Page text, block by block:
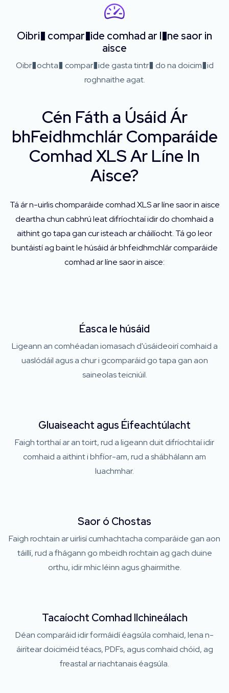
Oibri� compar�ide comhad ar l�ne saor in
aisce
Oibr�ochta� compar�ide gasta tintr� do na doicim�id
roghnaithe agat.
Cén Fáth a Úsáid Ár
bhFeidhmchlár Comparáide
Comhad XLS Ar Líne In
Aisce?
Tá ár n-uirlis chomparáide comhad XLS ar líne saor in aisce
deartha chun cabhrú leat difríochtaí idir do chomhaid a
aithint go tapa gan cur isteach ar cháilíocht. Tá go leor
buntáistí ag baint le húsáid ár bhfeidhmchlár comparáide
comhad ar líne saor in aisce:
Éasca le húsáid
Ligeann an comhéadan iomasach d'úsáideoirí comhaid a
uaslódáil agus a chur i gcomparáid go tapa gan aon
saineolas teicniúil.
Gluaiseacht agus Éifeachtúlacht
Faigh torthaí ar an toirt, rud a ligeann duit difríochtaí idir
comhaid a aithint i bhfíor-am, rud a shábhálann am
luachmhar.
Saor ó Chostas
Faigh rochtain ar uirlisí cumhachtacha comparáide gan aon
táillí, rud a fhágann go mbeidh rochtain ag gach duine
orthu, idir mhic léinn agus ghairmithe.
Tacaíocht Comhad Ilchineálach
Déan comparáid idir formáidí éagsúla comhaid, lena n-
áirítear doiciméid téacs, PDFs, agus comhaid chóid, ag
freastal ar riachtanais éagsúla.